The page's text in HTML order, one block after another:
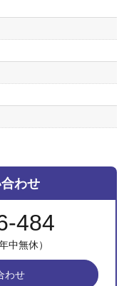
わせ
484
無休）
わせ